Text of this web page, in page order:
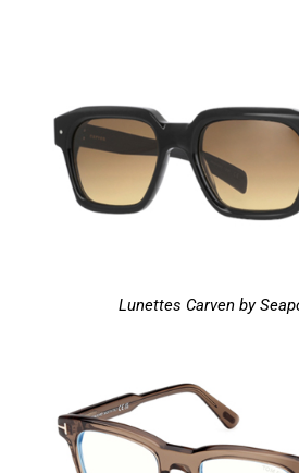
Lunettes Carven by